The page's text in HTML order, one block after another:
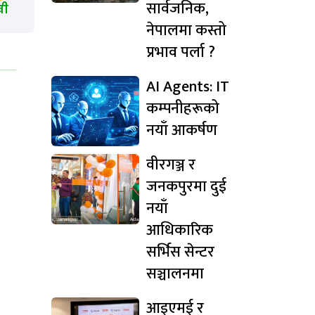
सार्वजनिक,
नेपालमा कस्तो
प्रभाव पर्ला ?
AI Agents: IT
कम्पनीहरूको
नयाँ आकर्षण
वीरगञ्ज र
जनकपुरमा दुई
नयाँ
आधिकारिक
सर्भिस सेन्टर
सञ्चालनमा
आइएमई र